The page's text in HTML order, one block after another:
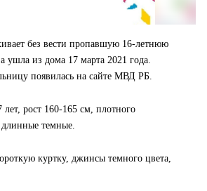
без вести пропавшую 16-летнюю
из дома 17 марта 2021 года.
появилась на сайте МВД РБ.
рост 160-165 см, плотного
темные.
куртку, джинсы темного цвета,